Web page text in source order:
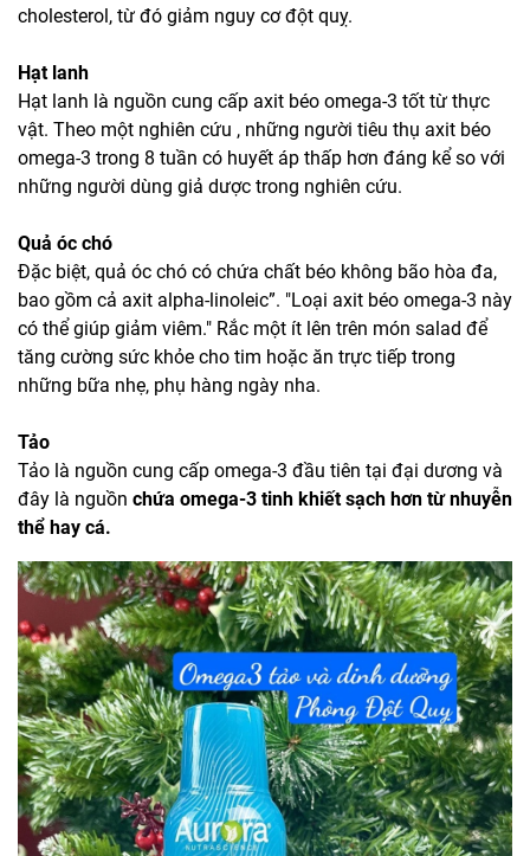
cholesterol, từ đó giảm nguy cơ đột quỵ.
Hạt lanh
Hạt lanh là nguồn cung cấp axit béo omega-3 tốt từ thực
vật. Theo một nghiên cứu , những người tiêu thụ axit béo
omega-3 trong 8 tuần có huyết áp thấp hơn đáng kể so với
những người dùng giả dược trong nghiên cứu.
Quả óc chó
Đặc biệt, quả óc chó có chứa chất béo không bão hòa đa,
bao gồm cả axit alpha-linoleic”. "Loại axit béo omega-3 này
có thể giúp giảm viêm." Rắc một ít lên trên món salad để
tăng cường sức khỏe cho tim hoặc ăn trực tiếp trong
những bữa nhẹ, phụ hàng ngày nha.
Tảo
Tảo là nguồn cung cấp omega-3 đầu tiên tại đại dương và
đây là nguồn chứa omega-3 tinh khiết sạch hơn từ nhuyễn
thể hay cá.